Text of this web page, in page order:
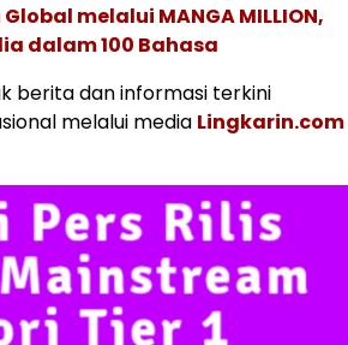
melalui MANGA MILLION,
dalam 100 Bahasa
berita dan informasi terkini
melalui media Lingkarin.com